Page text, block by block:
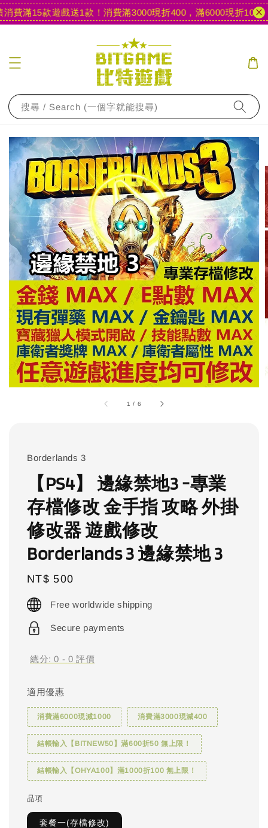
滿15款遊戲送1款！ 消費滿3000現折400，滿6000現折1000【
搜尋 / Search (一個字就能搜尋)
1 / 6
Borderlands 3
【PS4】 邊緣禁地3 -專業
存檔修改 金手指 攻略 外掛
修改器 遊戲修改
Borderlands 3 邊緣禁地 3
Regular
price
NT$ 500
Free worldwide shipping
Secure payments
總分:0 - 0 評價
適用優惠
消費滿6000現減1000 消費滿3000現減400
結帳輸入【BITNEW50】滿600折50 無上限！
結帳輸入【OHYA100】滿1000折100 無上限！
品項
套餐一(存檔修改)